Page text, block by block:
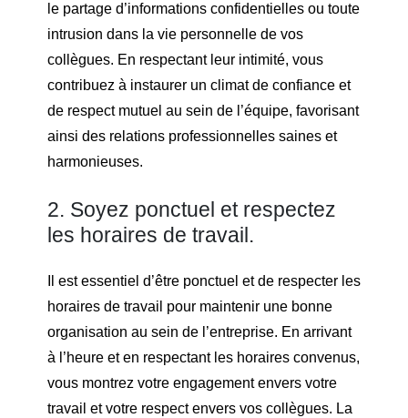
le partage d’informations confidentielles ou toute
intrusion dans la vie personnelle de vos
collègues. En respectant leur intimité, vous
contribuez à instaurer un climat de confiance et
de respect mutuel au sein de l’équipe, favorisant
ainsi des relations professionnelles saines et
harmonieuses.
2. Soyez ponctuel et respectez
les horaires de travail.
Il est essentiel d’être ponctuel et de respecter les
horaires de travail pour maintenir une bonne
organisation au sein de l’entreprise. En arrivant
à l’heure et en respectant les horaires convenus,
vous montrez votre engagement envers votre
travail et votre respect envers vos collègues. La